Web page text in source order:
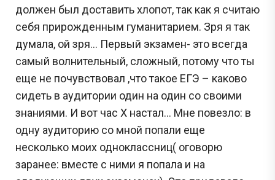
должен был доставить хлопот, так как я считаю
себя прирожденным гуманитарием. Зря я так
думала, ой зря… Первый экзамен- это всегда
самый волнительный, сложный, потому что ты
еще не почувствовал ,что такое ЕГЭ – каково
сидеть в аудитории один на один со своими
знаниями. И вот час Х настал… Мне повезло: в
одну аудиторию со мной попали еще
несколько моих одноклассниц( оговорю
заранее: вместе с ними я попала и на